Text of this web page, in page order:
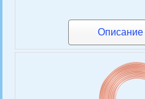
Описание